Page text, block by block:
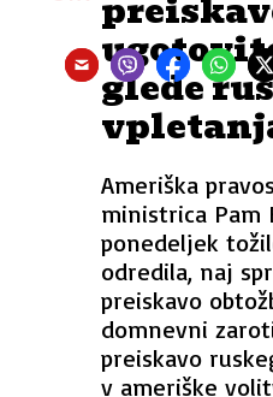
glede
Ameriška
ministrica Pam
ponedeljek
odredila, naj
preiskavo
domnevni
preiskavo
v ameriške